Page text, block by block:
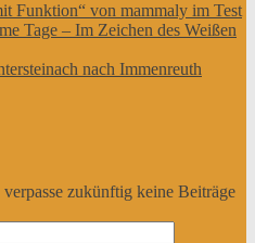
Funktion“ von mammaly im Test
Tage – Im Zeichen des Weißen
nach Immenreuth
zukünftig keine Beiträge